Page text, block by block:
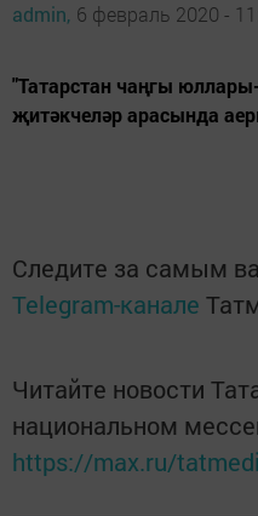
admin, 6 февраль 2020 -
"Татарстан чаңгы
җитәкчеләр арасында
Следите за самым
Telegram-канале
Читайте новости
национальном
https://max.ru/